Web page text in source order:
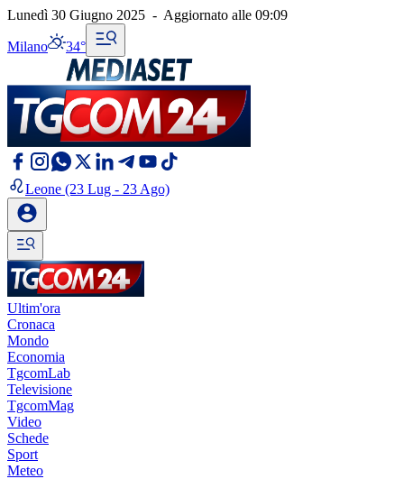
Lunedì 30 Giugno 2025 - Aggiornato alle 09:09
Milano 34°
Leone (23 Lug - 23 Ago)
Ultim'ora
Cronaca
Mondo
Economia
TgcomLab
Televisione
TgcomMag
Video
Schede
Sport
Meteo